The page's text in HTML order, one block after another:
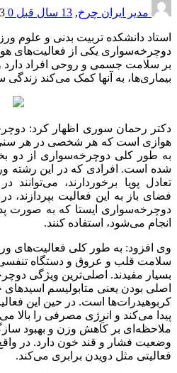
مدیر ایران چرخ, 13 سال قبل 0
3 min
استاد دانشکده تربیت بدنی و علوم
دوچرخه‌سواری یکی از فعالیت‌های
بر سلامت جسمی و روحی افراد دارد و
بیماری‌ها، به آنها کمک می‌کند
دکتر رحمان سوری اظهار کرد:
هوازی است که هر شخصی در هر سنی
به طور کلی دوچرخه‌سواری از دو
شده است. افرادی که در این رشته
تعادل پویا برخوردارند،
فضای باز به این فعالیت بپردازند،
دوچرخه‌سواری ایستا که به صورت
انجام می‌شود، استفاده کنند.
وی افزود: به طور کلی فعالیت‌های
سلامت قلب و عروق و دستگاه
بسیار مفیدند. اصلی‌ترین ویژگی
اصلی بودن یعنی متابولیسم
کربوهیدرات‌ها است. در حین این
پیدا می‌کند و انرِژی مصرفی را بالا
ملاحظه‌ای بر کاهش وزن و بهبود
وضعیت فشار و قند خون دارد. در واقع
فعالیتی مثل دویدن برابری می‌کند.